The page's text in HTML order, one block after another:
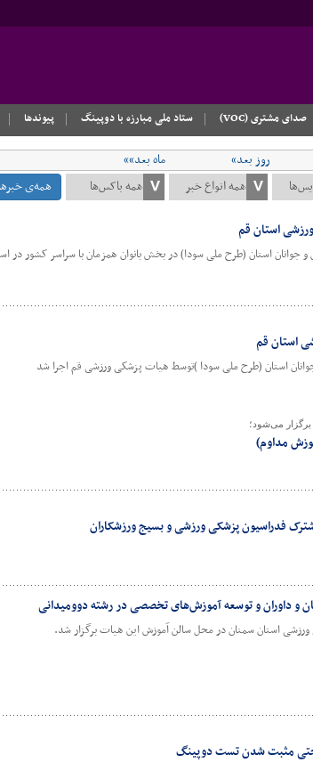
صدای مشتری (VOC) ستاد ملی مبارزه با دوپینگ پیوندها
روز بعد»
ماه بعد»»
همه‌ی
استان قم
جوانان استان (طرح ملی سودا) در بخش بانوان همزمان با سراسر کشور در
استان قم
استان (طرح ملی سودا )توسط هیات پزشکی ورزشی قم اجرا شد
می‌شود؛
فدراسیون پزشکی ورزشی و بسیج ورزشکاران
و داوران و توسعه آموزش‌های تخصصی در رشته دوومیدانی
استان سمنان در محل سالن آموزش این هیات برگزار شد.
حتی مثبت شدن تست دوپینگ